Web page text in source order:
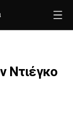
Ντιέγκο